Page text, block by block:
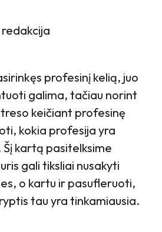
profesinį kelią, juo
galima, tačiau norint
keičiant profesinę
kokia profesija yra
kartą pasitelksime
gali tiksliai nusakyti
o kartu ir pasufleruoti,
tau yra tinkamiausia.